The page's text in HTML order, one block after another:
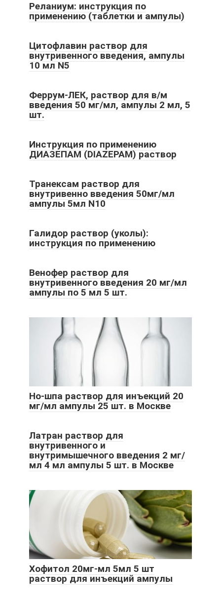
Реланиум: инструкция по
применению (таблетки и ампулы)
Цитофлавин раствор для
внутривенного введения, ампулы
10 мл N5
Феррум-ЛЕК, раствор для в/м
введения 50 мг/мл, ампулы 2 мл, 5
шт.
Инструкция по применению
ДИАЗЕПАМ (DIAZEPAM) раствор
Транексам раствор для
внутривенно введения 50мг/мл
ампулы 5мл N10
Галидор раствор (уколы):
инструкция по применению
Венофер раствор для
внутривенного введения 20 мг/мл
ампулы по 5 мл 5 шт.
Но-шпа раствор для инъекций 20
мг/мл ампулы 25 шт. в Москве
Латран раствор для
внутривенного и
внутримышечного введения 2 мг/
мл 4 мл ампулы 5 шт. в Москве
Хофитол 20мг-мл 5мл 5 шт
раствор для инъекций ампулы